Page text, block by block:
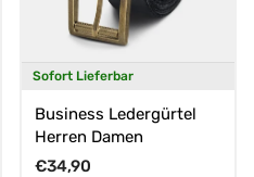
Sofort Lieferbar
Business Ledergürtel
Herren Damen
Normaler Preis
€34,90